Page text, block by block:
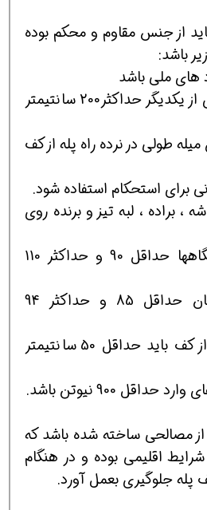
باید از جنس مقاوم و محکم بوده
باشد:
های ملی باشد
ب ـ فواصل پایه عمودی از یکدیگر حداکثر200 سانتیمتر
طولی در نرده راه پله از کف
برای استحکام استفاده شود.
، براده ، لبه تیز و برنده روی
وـ ارتفاع آن برای پرتگاهها حداقل 90 و حداکثر 110
زـ ارتفاع نرده در پلکان حداقل 85 و حداکثر 94
ح ـ فاصله میله میانی از کف باید حداقل 50 سانتیمتر
900 نیوتن باشد.
از مصالحی ساخته شده باشد که
اقلیمی بوده و در هنگام
پله جلوگیری بعمل آورد.